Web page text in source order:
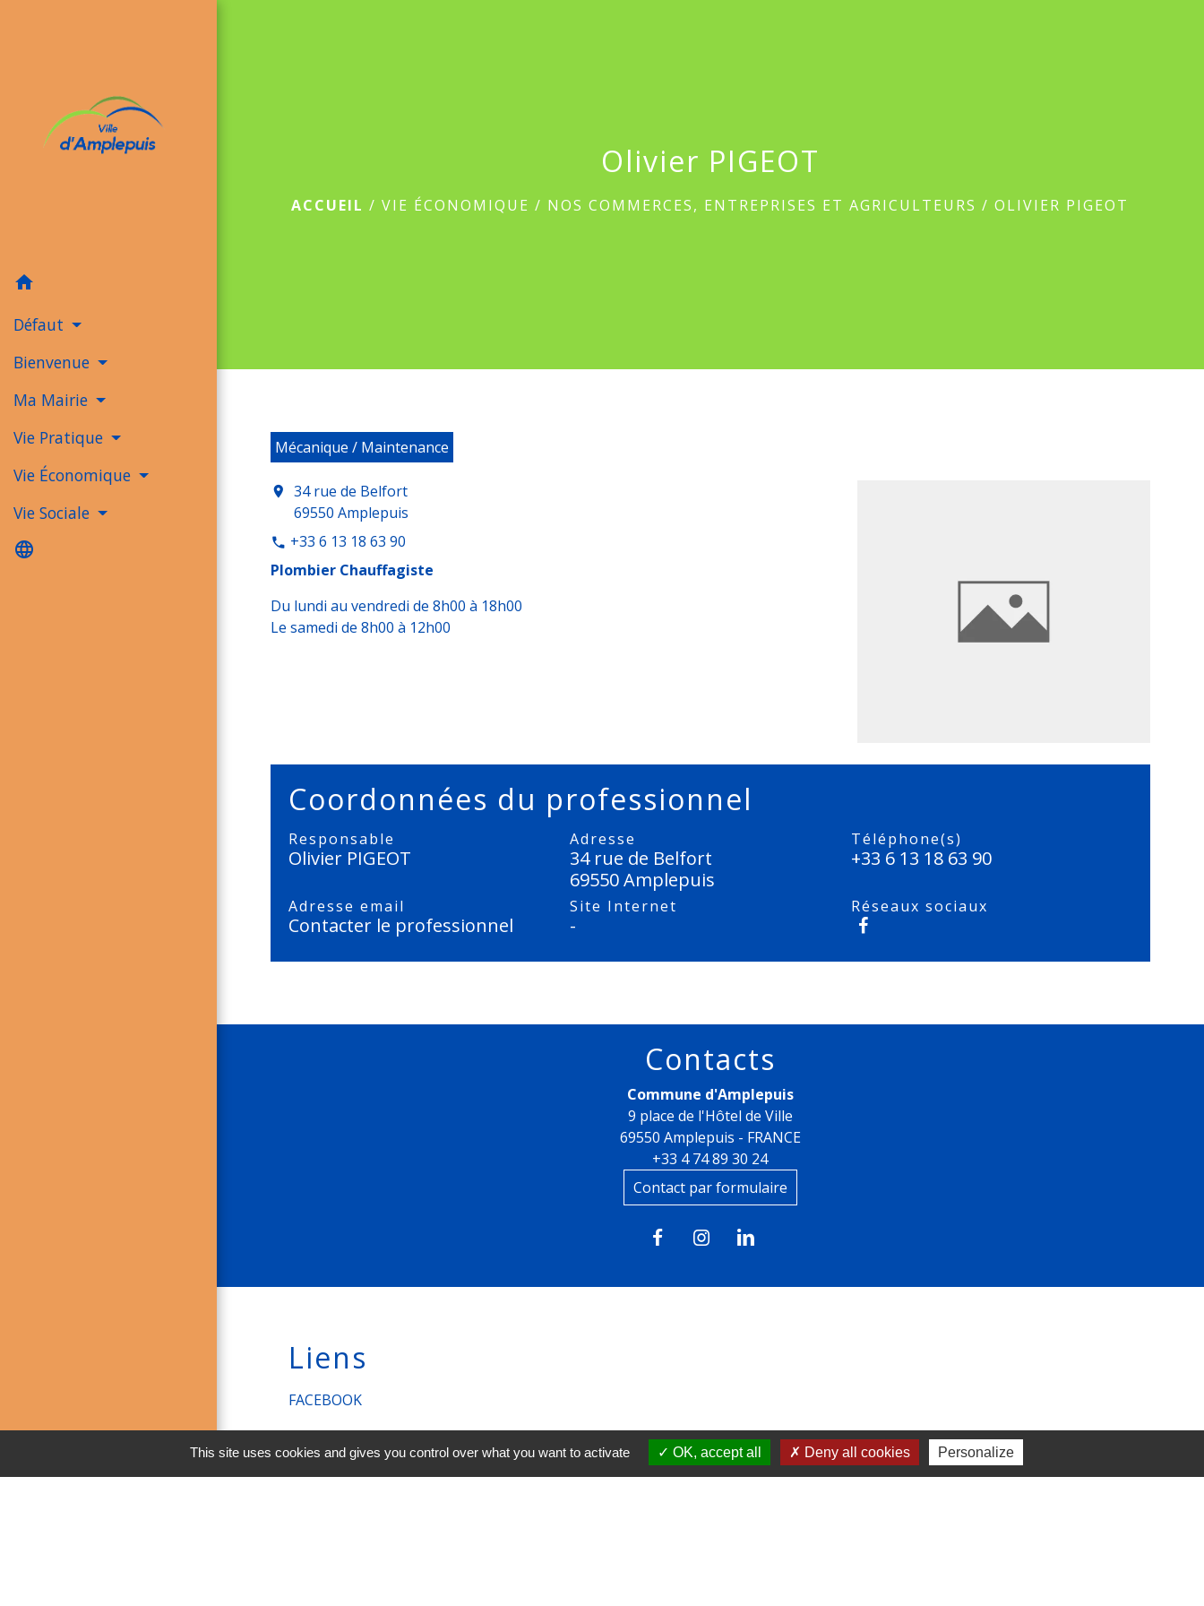
home
Défaut
Bienvenue
Ma Mairie
Vie Pratique
Vie Économique
Vie Sociale
language
Olivier PIGEOT
ACCUEIL /VIE ÉCONOMIQUE / NOS COMMERCES, ENTREPRISES ET AGRICULTEURS /OLIVIER PIGEOT
Mécanique / Maintenance
location_on
34 rue de Belfort
69550 Amplepuis
phone +33 6 13 18 63 90
Plombier Chauffagiste
Du lundi au vendredi de 8h00 à 18h00
Le samedi de 8h00 à 12h00
Coordonnées du professionnel
Responsable
Olivier PIGEOT
Adresse
34 rue de Belfort
69550 Amplepuis
Téléphone(s)
+33 6 13 18 63 90
Adresse email
Contacter le professionnel
Site Internet
-
Réseaux sociaux
Contacts
Commune d'Amplepuis
9 place de l'Hôtel de Ville
69550 Amplepuis - FRANCE
+33 4 74 89 30 24
Contact par formulaire
Liens
FACEBOOK
INSTAGRAM
This site uses cookies and gives you control over what you want to activate OK, accept all Deny all cookies Personalize